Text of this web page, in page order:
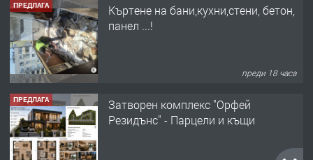
ПРЕДЛАГА
Къртене на бани,кухни,стени, бетон,
панел ...!
преди 18 часа
ПРЕДЛАГА
Затворен комплекс "Орфей
Резидънс" - Парцели и къщи